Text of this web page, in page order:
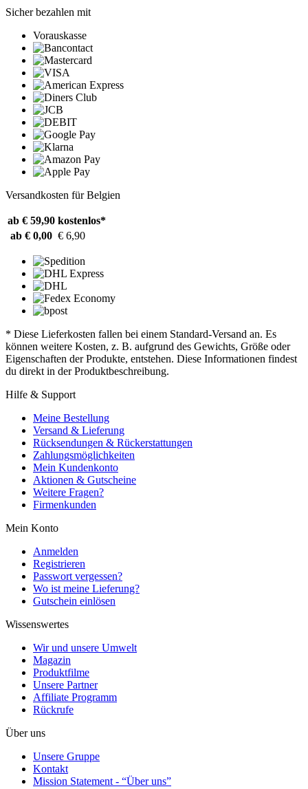
Sicher bezahlen mit
Vorauskasse
Versandkosten für Belgien
ab € 59,90 kostenlos*
ab € 0,00 € 6,90
* Diese Lieferkosten fallen bei einem Standard-Versand an. Es
können weitere Kosten, z. B. aufgrund des Gewichts, Größe oder
Eigenschaften der Produkte, entstehen. Diese Informationen findest
du direkt in der Produktbeschreibung.
Hilfe & Support
Meine Bestellung
Versand & Lieferung
Rücksendungen & Rückerstattungen
Zahlungsmöglichkeiten
Mein Kundenkonto
Aktionen & Gutscheine
Weitere Fragen?
Firmenkunden
Mein Konto
Anmelden
Registrieren
Passwort vergessen?
Wo ist meine Lieferung?
Gutschein einlösen
Wissenswertes
Wir und unsere Umwelt
Magazin
Produktfilme
Unsere Partner
Affiliate Programm
Rückrufe
Über uns
Unsere Gruppe
Kontakt
Mission Statement - “Über uns”